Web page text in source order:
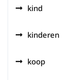
kind
kinderen
koop